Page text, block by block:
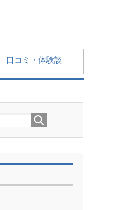
口コミ・体験談